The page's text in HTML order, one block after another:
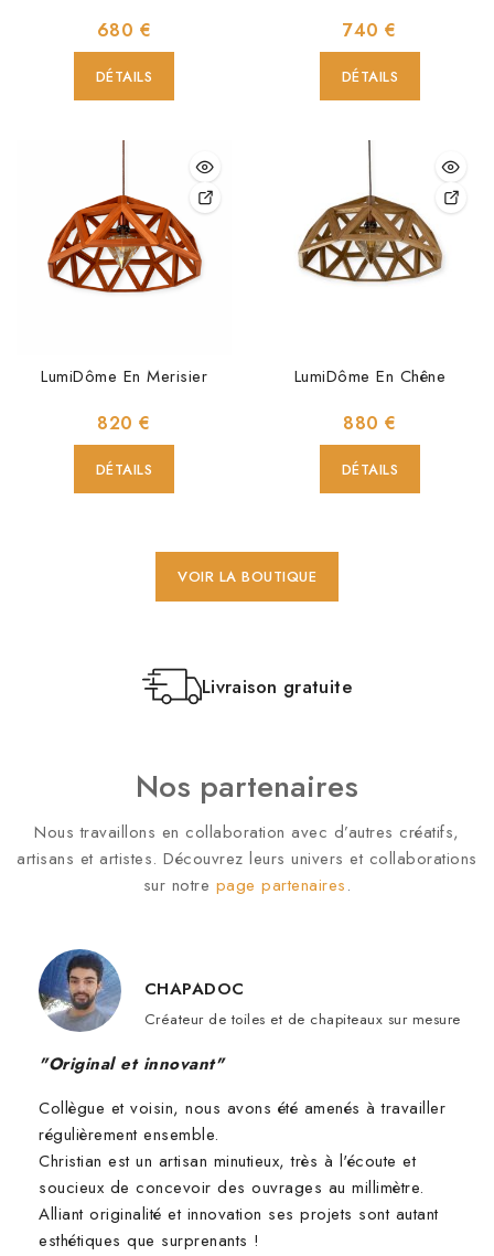
680 €
DÉTAILS
740€
DÉTAILS
LumiDôme En Merisier
820€
DÉTAILS
LumiDôme En Chêne
880€
DÉTAILS
VOIR LA BOUTIQUE
Livraison gratuite
Nos partenaires
Nous travaillons en collaboration avec d’autres créatifs,
artisans et artistes. Découvrez leurs univers et collaborations
sur notre page partenaires.
CHAPADOC
Créateur de toiles et de chapiteaux sur mesure
"Original et innovant"
Collègue et voisin, nous avons été amenés à travailler
régulièrement ensemble.
Christian est un artisan minutieux, très à l'écoute et
soucieux de concevoir des ouvrages au millimètre.
Alliant originalité et innovation ses projets sont autant
esthétiques que surprenants !